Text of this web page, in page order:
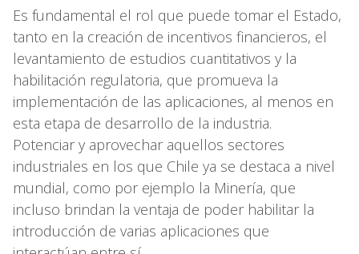
Es fundamental el rol que puede tomar el Estado,
tanto en la creación de incentivos financieros, el
levantamiento de estudios cuantitativos y la
habilitación regulatoria, que promueva la
implementación de las aplicaciones, al menos en
esta etapa de desarrollo de la industria.
Potenciar y aprovechar aquellos sectores
industriales en los que Chile ya se destaca a nivel
mundial, como por ejemplo la Minería, que
incluso brindan la ventaja de poder habilitar la
introducción de varias aplicaciones que